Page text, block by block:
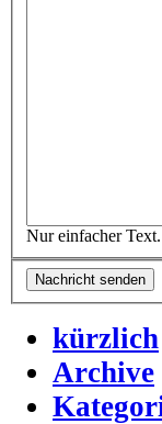
Nur einfacher Text.
kürzlich
Archive